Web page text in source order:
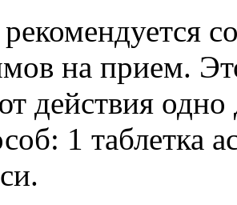
рекомендуется
на прием.
действия
1 таблетка